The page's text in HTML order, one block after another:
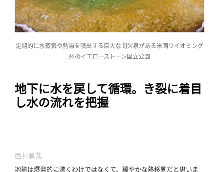
定期的に水蒸気や熱湯を噴出する巨大な間欠泉がある米国ワイオミング
州のイエローストーン国立公園
地下に水を戻して循環。 き裂に着目
し水の流れを把握
西村勇哉
地熱は爆発的に沸くわけではなくて、緩やかな熱移動だと思いま